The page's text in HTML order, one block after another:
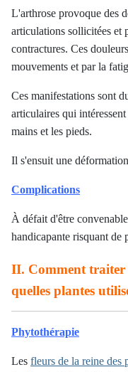
L'arthrose provoque des
articulations sollicitées et
contractures. Ces
mouvements et par la
Ces manifestations sont
articulaires qui
mains et les pieds.
Il s'ensuit une
Complications
À défait d'être
handicapante risquant de
II. Comment traiter
quelles plantes
Phytothérapie
Les fleurs de la reine des